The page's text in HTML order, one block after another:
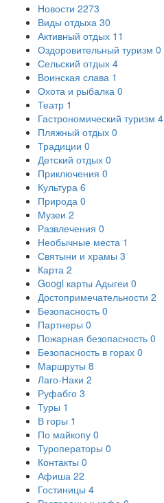
Новости 2273
Виды отдыха 30
Активный отдых 11
Оздоровительный туризм 0
Сельский отдых 4
Воинская слава 1
Охота и рыбалка 0
Театр 1
Гастрономический туризм 4
Пляжный отдых 0
Традиции 0
Детский отдых 0
Приключения 0
Культура 6
Природа 0
Музеи 2
Развлечения 0
Необычные места 1
Святыни и храмы 3
Карта 2
Googl карты Адыгеи 0
Достопримечательности 2
Безопасность 0
Партнеры 0
Пожарная безопасность 0
Безопасность в горах 0
Маршруты 8
Лаго-Наки 2
Руфабго 3
Туры 1
В горы 1
По майкопу 0
Туроператоры 0
Контакты 0
Афиша 22
Гостиницы 4